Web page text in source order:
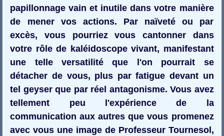
papillonnage vain et inutile dans votre manière
de mener vos actions. Par naïveté ou par
excès, vous pourriez vous cantonner dans
votre rôle de kaléidoscope vivant, manifestant
une telle versatilité que l'on pourrait se
détacher de vous, plus par fatigue devant un
tel geyser que par réel antagonisme. Vous avez
tellement peu l'expérience de la
communication aux autres que vous promenez
avec vous une image de Professeur Tournesol,